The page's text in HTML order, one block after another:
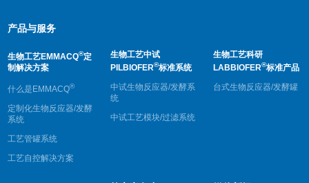
产品与服务
生物工艺EMMACQ®定
制解决方案
什么是EMMACQ®
定制化生物反应器/发酵
系统
工艺管罐系统
工艺自控解决方案
生物工艺中试
PILBIOFER®标准系统
中试生物反应器/发酵系
统
中试工艺模块/过滤系统
生物工艺科研
LABBIOFER®标准产品
台式生物反应器/发酵罐